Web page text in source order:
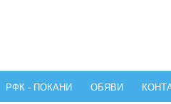
РФК - ПОКАНИ ОБЯВИ